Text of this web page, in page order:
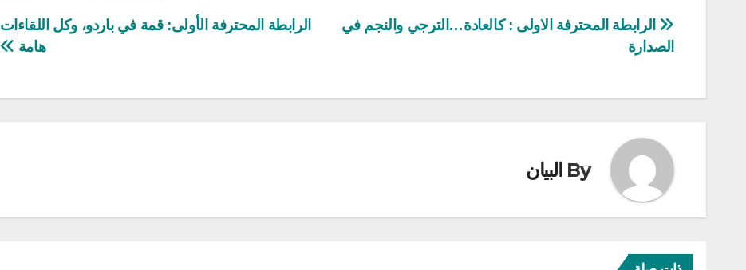
تصفّح
المقالات
الرابطة المحترفة الأولى: قمة في باردو، وكل اللقاءات
هامة
الرابطة المحترفة الاولى : كالعادة…الترجي والنجم في
الصدارة
By البيان